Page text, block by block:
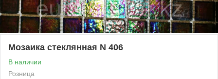
Мозаика стеклянная N 406
В наличии
Розница